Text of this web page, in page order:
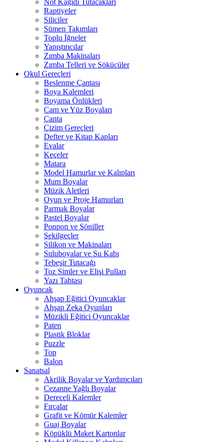
Not Kağıdı Tutacakları
Raptiyeler
Siliciler
Sümen Takımları
Toplu İğneler
Yapıştırıcılar
Zımba Makinaları
Zımba Telleri ve Sökücüler
Okul Gereçleri
Beslenme Çantası
Boya Kalemleri
Boyama Önlükleri
Cam ve Yüz Boyaları
Çanta
Çizim Gereçleri
Defter ve Kitap Kapları
Evalar
Keçeler
Matara
Model Hamurlar ve Kalıpları
Mum Boyalar
Müzik Aletleri
Oyun ve Proje Hamurları
Parmak Boyalar
Pastel Boyalar
Ponpon ve Şöniller
Şekilgeçler
Silikon ve Makinaları
Suluboyalar ve Su Kabı
Tebeşir Tutacağı
Toz Simler ve Elişi Pulları
Yazı Tahtası
Oyuncak
Ahşap Eğitici Oyuncaklar
Ahşap Zeka Oyunları
Müzikli Eğitici Oyuncaklar
Paten
Plastik Bloklar
Puzzle
Top
Balon
Sanatsal
Akrilik Boyalar ve Yardımcıları
Cezanne Yağlı Boyalar
Dereceli Kalemler
Fırçalar
Grafit ve Kömür Kalemler
Guaj Boyalar
Köpüklü Maket Kartonlar